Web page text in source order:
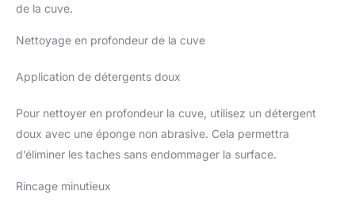
de la cuve.
Nettoyage en profondeur de la cuve
Application de détergents doux
Pour nettoyer en profondeur la cuve, utilisez un détergent
doux avec une éponge non abrasive. Cela permettra
d’éliminer les taches sans endommager la surface.
Rincage minutieux